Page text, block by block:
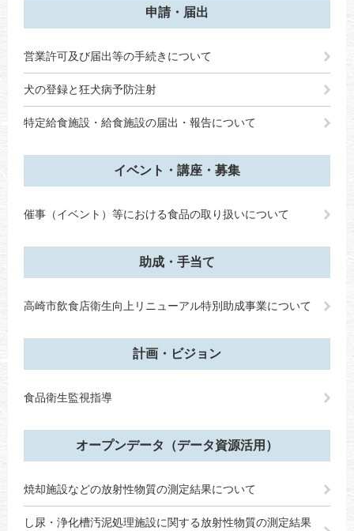
申請・届出
営業許可及び届出等の手続きについて
犬の登録と狂犬病予防注射
特定給食施設・給食施設の届出・報告について
イベント・講座・募集
催事（イベント）等における食品の取り扱いについて
助成・手当て
高崎市飲食店衛生向上リニューアル特別助成事業について
計画・ビジョン
食品衛生監視指導
オープンデータ（データ資源活用）
焼却施設などの放射性物質の測定結果について
し尿・浄化槽汚泥処理施設に関する放射性物質の測定結果